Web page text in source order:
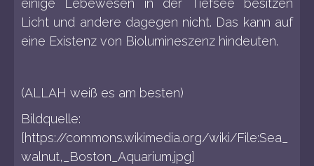
einige Lebewesen in der Tiefsee besitzen
Licht und andere dagegen nicht. Das kann auf
eine Existenz von Biolumineszenz hindeuten.
(ALLAH weiß es am besten)
Bildquelle:
[https://commons.wikimedia.org/wiki/File:Sea_
walnut,_Boston_Aquarium.jpg]